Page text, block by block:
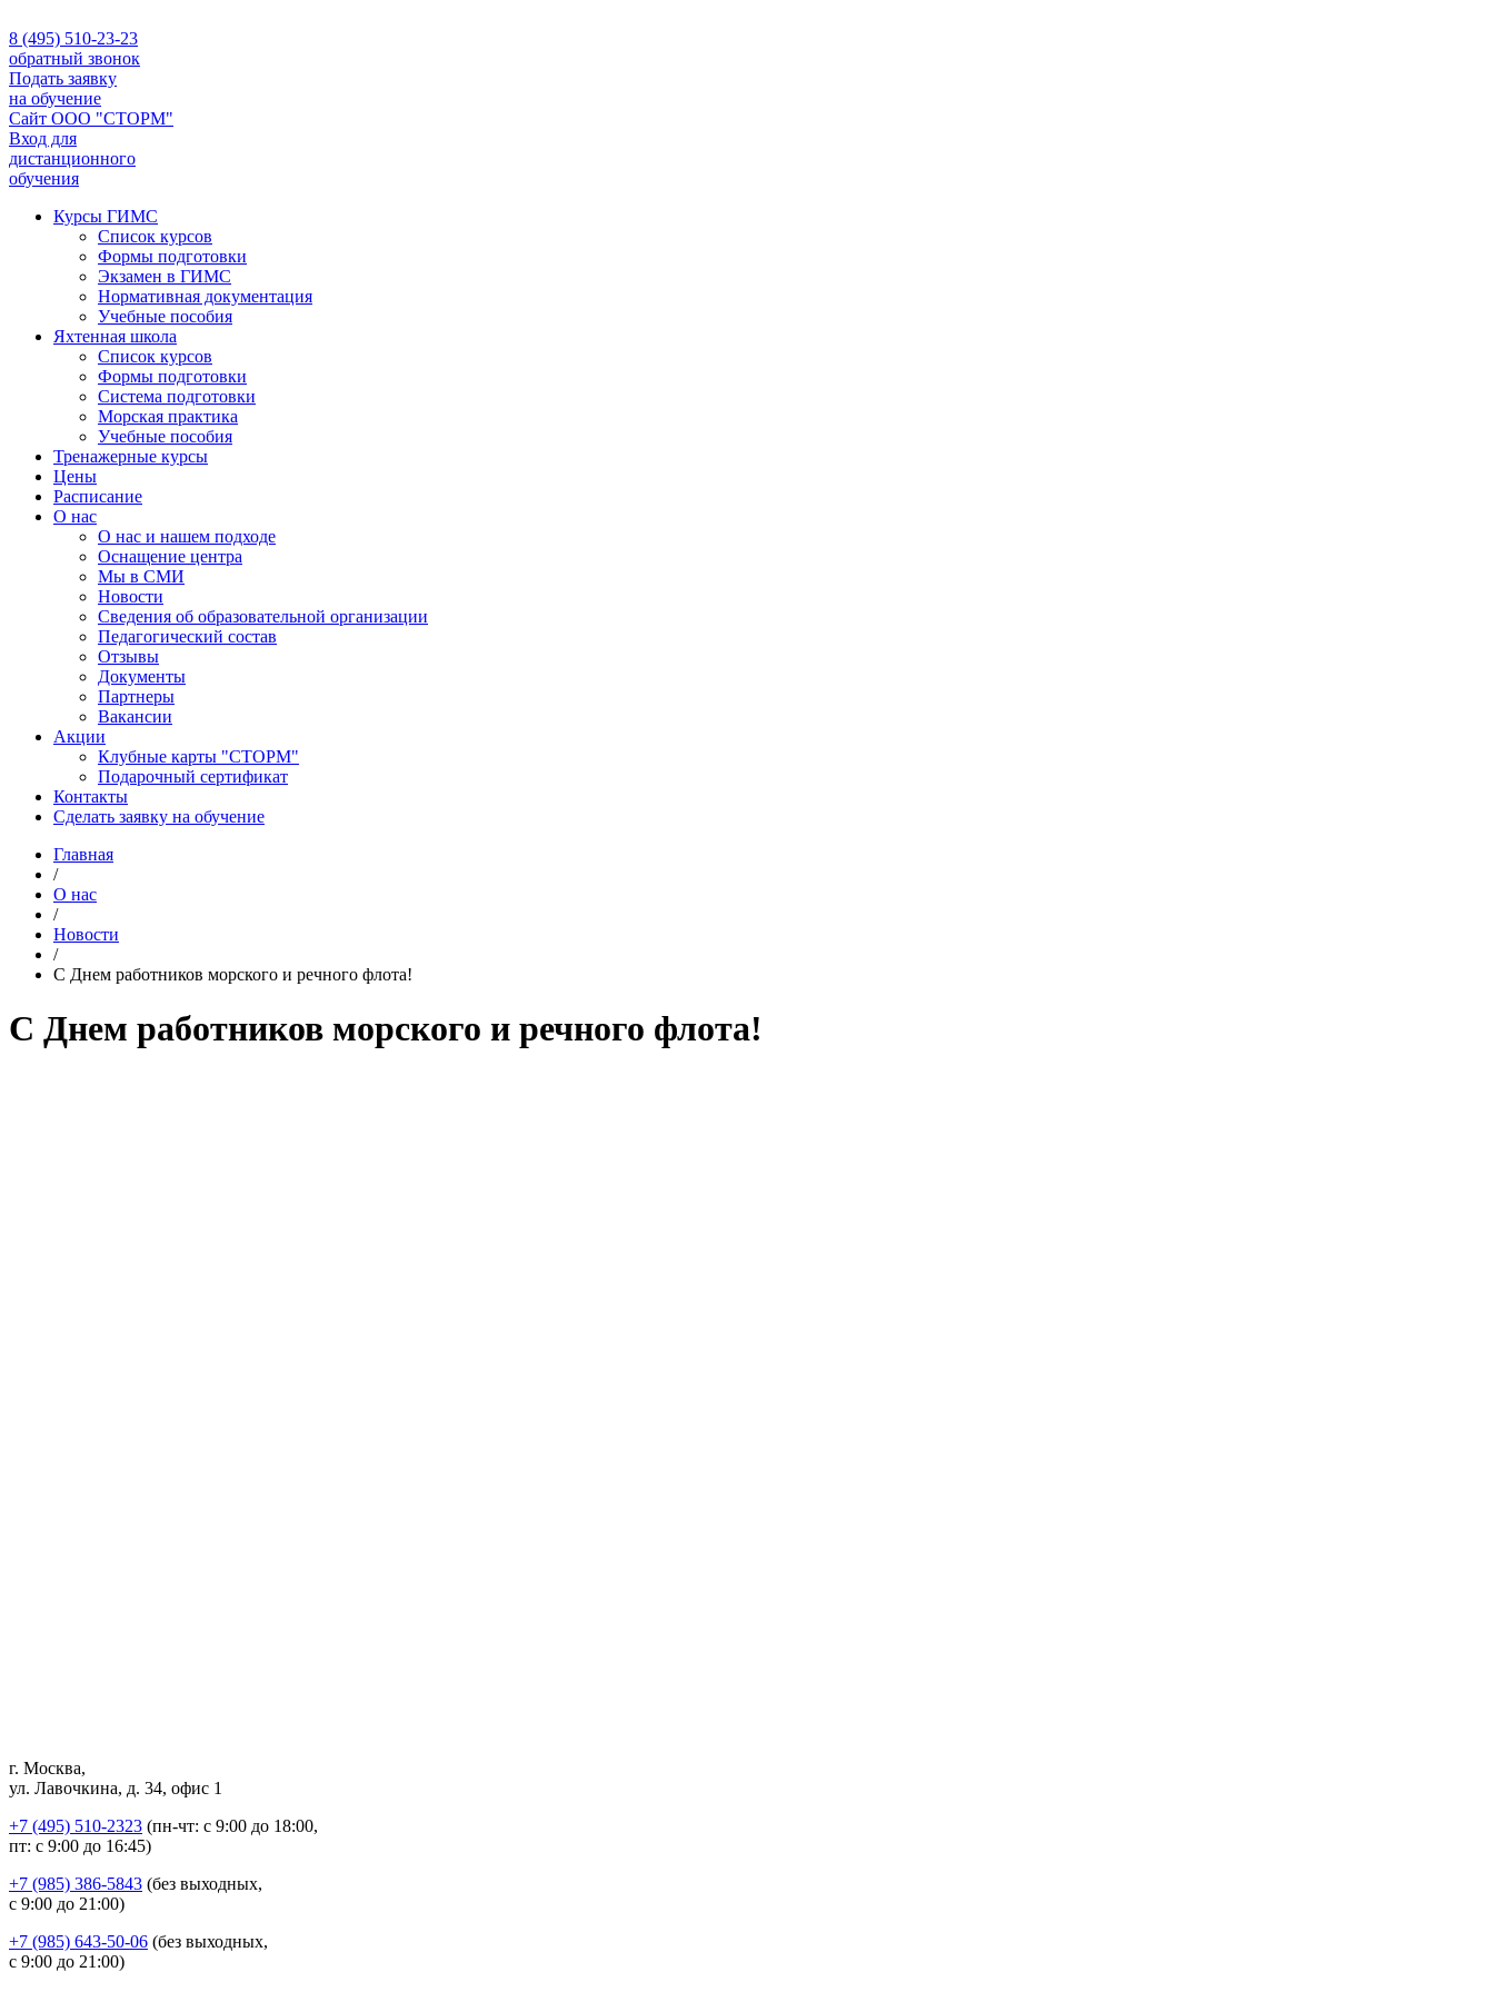
8 (495) 510-23-23
обратный звонок
Подать заявку
на обучение
Сайт ООО "СТОРМ"
Вход для
дистанционного
обучения
Курсы ГИМС
Список курсов
Формы подготовки
Экзамен в ГИМС
Нормативная документация
Учебные пособия
Яхтенная школа
Список курсов
Формы подготовки
Cистема подготовки
Морская практика
Учебные пособия
Тренажерные курсы
Цены
Расписание
О нас
О нас и нашем подходе
Оснащение центра
Мы в СМИ
Новости
Сведения об образовательной организации
Педагогический состав
Отзывы
Документы
Партнеры
Вакансии
Акции
Клубные карты "СТОРМ"
Подарочный сертификат
Контакты
Сделать заявку на обучение
Главная
/
О нас
/
Новости
/
C Днем работников морского и речного флота!
C Днем работников морского и речного флота!
г. Москва,
ул. Лавочкина, д. 34, офис 1
+7 (495) 510-2323 (пн-чт: с 9:00 до 18:00,
пт: с 9:00 до 16:45)
+7 (985) 386-5843 (без выходных,
с 9:00 до 21:00)
+7 (985) 643-50-06 (без выходных,
с 9:00 до 21:00)